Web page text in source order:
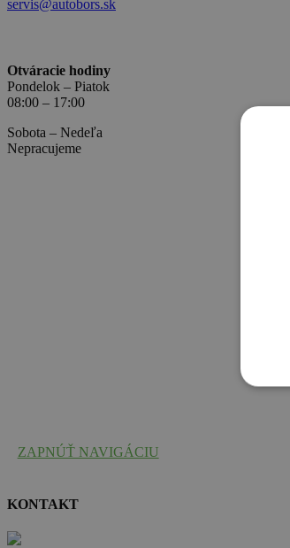
servis@autobors.sk
Otváracie hodiny
Pondelok – Piatok
08:00 – 17:00
Sobota – Nedeľa
Nepracujeme
ZAPNÚŤ NAVIGÁCIU
KONTAKT